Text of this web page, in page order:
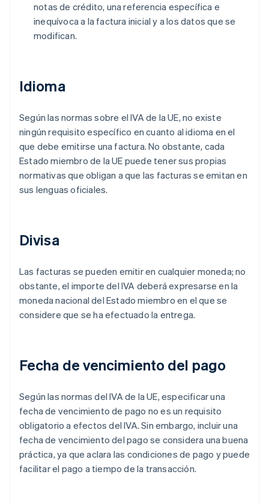
notas de crédito, una referencia específica e
inequívoca a la factura inicial y a los datos que se
modifican.
Idioma
Según las normas sobre el IVA de la UE, no existe
ningún requisito específico en cuanto al idioma en el
que debe emitirse una factura. No obstante, cada
Estado miembro de la UE puede tener sus propias
normativas que obligan a que las facturas se emitan en
sus lenguas oficiales.
Divisa
Las facturas se pueden emitir en cualquier moneda; no
obstante, el importe del IVA deberá expresarse en la
moneda nacional del Estado miembro en el que se
considere que se ha efectuado la entrega.
Fecha de vencimiento del pago
Según las normas del IVA de la UE, especificar una
fecha de vencimiento de pago no es un requisito
obligatorio a efectos del IVA. Sin embargo, incluir una
fecha de vencimiento del pago se considera una buena
práctica, ya que aclara las condiciones de pago y puede
facilitar el pago a tiempo de la transacción.